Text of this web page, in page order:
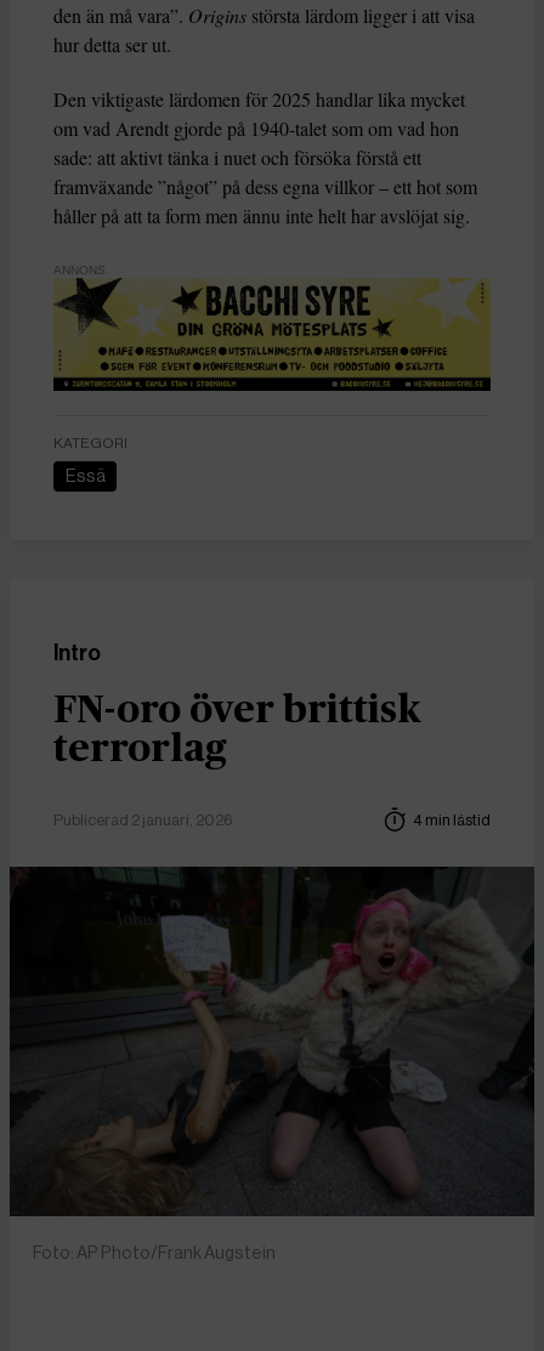
den än må vara”. Origins största lärdom ligger i att visa
hur detta ser ut.
Den viktigaste lärdomen för 2025 handlar lika mycket
om vad Arendt gjorde på 1940-talet som om vad hon
sade: att aktivt tänka i nuet och försöka förstå ett
framväxande ”något” på dess egna villkor – ett hot som
håller på att ta form men ännu inte helt har avslöjat sig.
ANNONS
KATEGORI
Essä
Intro
FN-oro över brittisk
terrorlag
Publicerad 2 januari, 2026 4 min lästid
Foto: AP Photo/Frank Augstein